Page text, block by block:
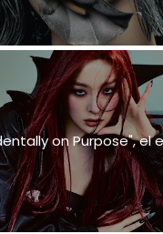
on Purpose", el